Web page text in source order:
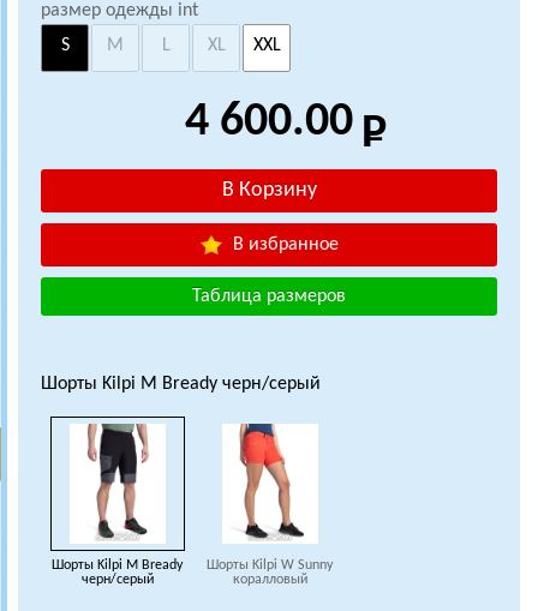
размер одежды int
S
M L XL XXL
4 600.00
В избранное
Таблица размеров
Шорты Kilpi M Bready черн/серый
Шорты Kilpi M Bready
черн/серый
Шорты Kilpi W Sunny
коралловый